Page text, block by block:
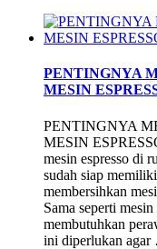
PENTINGNYA
MESIN
PENTINGNYA
MESIN
mesin espresso di
sudah siap
membersihkan
Sama seperti
membutuhkan
ini diperlukan